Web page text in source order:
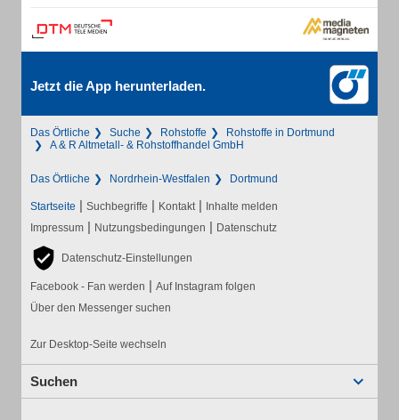
Jetzt die App herunterladen.
Das Örtliche Suche Rohstoffe
Rohstoffe in Dortmund
A & R Altmetall- & Rohstoffhandel GmbH
Das Örtliche Nordrhein-Westfalen Dortmund
Startseite | Suchbegriffe | Kontakt | Inhalte melden
Impressum | Nutzungsbedingungen | Datenschutz
Datenschutz-Einstellungen
Facebook - Fan werden | Auf Instagram folgen
Über den Messenger suchen
Zur Desktop-Seite wechseln
Suchen